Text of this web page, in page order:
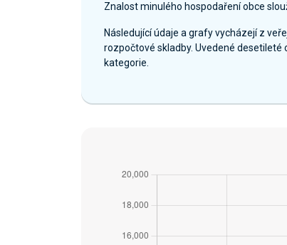
Znalost minulého hospodaření obce
Následující údaje a grafy vycházejí z
rozpočtové skladby. Uvedené desetileté
kategorie.